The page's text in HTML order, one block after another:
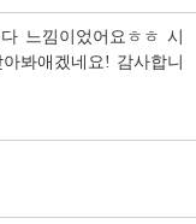
느낌이었어요ㅎㅎ 시
봐애겠네요! 감사합니